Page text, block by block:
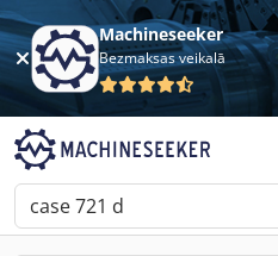
Machineseeker
Bezmaksas veikalā